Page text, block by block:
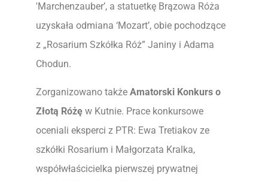
'Marchenzauber’, a statuetkę Brązowa Róża
uzyskała odmiana ‘Mozart’, obie pochodzące
z „Rosarium Szkółka Róż” Janiny i Adama
Chodun.
Zorganizowano także Amatorski Konkurs o
Złotą Różę w Kutnie. Prace konkursowe
oceniali eksperci z PTR: Ewa Tretiakov ze
szkółki Rosarium i Małgorzata Kralka,
współwłaścicielka pierwszej prywatnej